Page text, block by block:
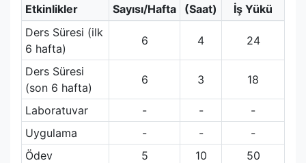
Etkinlikler Sayısı/Hafta
(Saat)
İş Yükü
Ders Süresi (ilk
6 hafta)
6 4 24
Ders Süresi
(son 6 hafta)
6 3 18
Laboratuvar - -
-
Uygulama
- -
-
Ödev
5 10
50